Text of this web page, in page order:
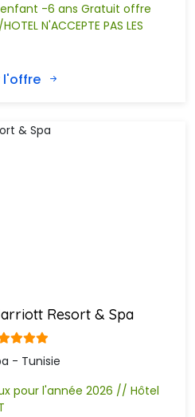
enfant -6 ans Gratuit offre
N'ACCEPTE PAS LES
l'offre
Resort & Spa
- Tunisie
pour l'année 2026 // Hôtel